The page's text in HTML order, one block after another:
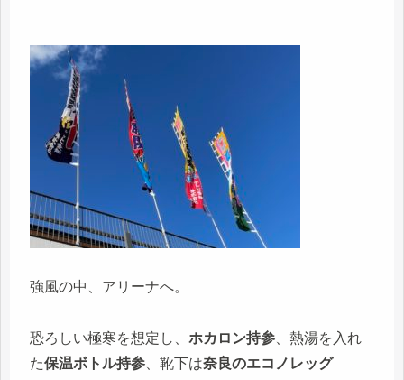
強風の中、アリーナへ。
恐ろしい極寒を想定し、 ホカロン持参 、熱湯を入れ
た保温ボトル持参 、靴下は奈良のエコノレッグ